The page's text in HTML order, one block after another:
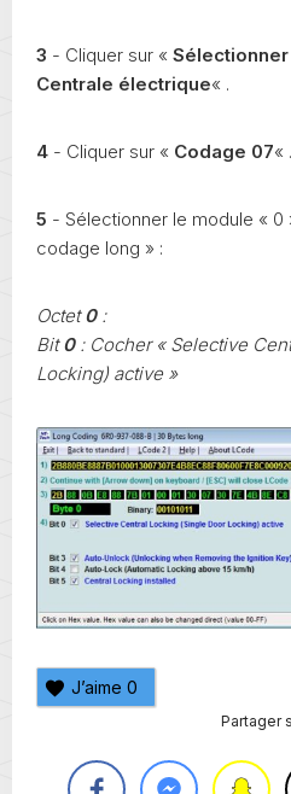
3 - Cliquer sur « Sélectionner
Centrale électrique« .
4 - Cliquer sur « Codage 07« .
5 - Sélectionner le module « 0
codage long » :
Octet0:
Bit0: Cocher « Selective
Locking) active »
J’aime 0
Partager